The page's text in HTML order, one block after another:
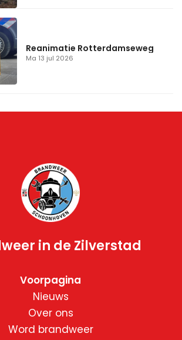
Ma 13 jul 2026
Reanimatie Rotterdamseweg
in de Zilverstad
Voorpagina
Nieuws
Over ons
Word brandweer